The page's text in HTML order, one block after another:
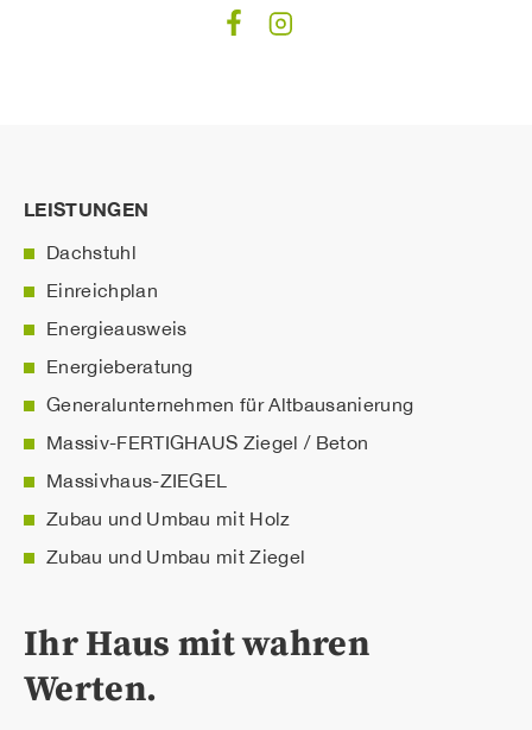
Ihr Haus mit wahren
Werten.
LEISTUNGEN
Dachstuhl
Einreichplan
Energieausweis
Energieberatung
Generalunternehmen für Altbausanierung
Massiv-FERTIGHAUS Ziegel / Beton
Massivhaus-ZIEGEL
Zubau und Umbau mit Holz
Zubau und Umbau mit Ziegel